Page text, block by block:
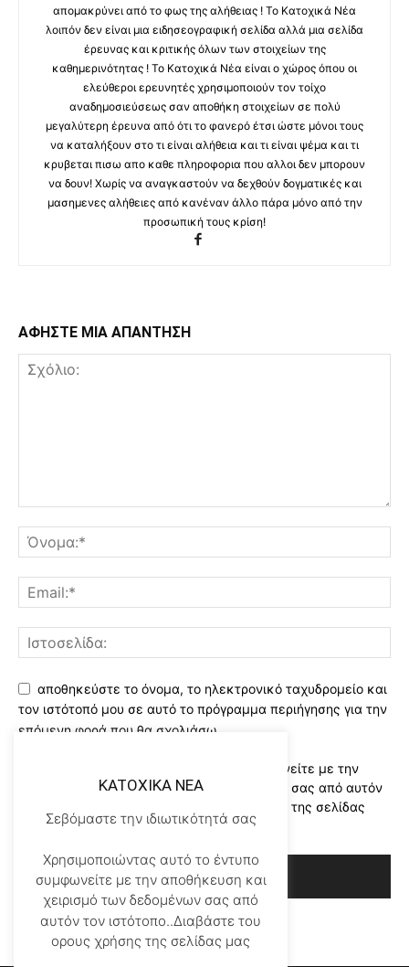
απομακρύνει από το φως της αλήθειας ! Το Κατοχικά Νέα
λοιπόν δεν είναι μια ειδησεογραφική σελίδα αλλά μια σελίδα
έρευνας και κριτικής όλων των στοιχείων της
καθημερινότητας ! Το Κατοχικά Νέα είναι ο χώρος όπου οι
ελεύθεροι ερευνητές χρησιμοποιούν τον τοίχο
αναδημοσιεύσεως σαν αποθήκη στοιχείων σε πολύ
μεγαλύτερη έρευνα από ότι το φανερό έτσι ώστε μόνοι τους
να καταλήξουν στο τι είναι αλήθεια και τι είναι ψέμα και τι
κρυβεται πισω απο καθε πληροφορια που αλλοι δεν μπορουν
να δουν! Χωρίς να αναγκαστούν να δεχθούν δογματικές και
μασημενες αλήθειες από κανέναν άλλο πάρα μόνο από την
προσωπική τους κρίση!
ΑΦΗΣΤΕ ΜΙΑ ΑΠΑΝΤΗΣΗ
αποθηκεύστε το όνομα, το ηλεκτρονικό ταχυδρομείο και
τον ιστότοπό μου σε αυτό το πρόγραμμα περιήγησης για την
επόμενη φορά που θα σχολιάσω.
Χρησιμοποιώντας αυτό το έντυπο συμφωνείτε με την
αποθήκευση και χειρισμό των δεδομένων σας από αυτόν
τον ιστότοπο..Διαβάστε του ορους χρήσης της σελίδας
μας*
KATOXIKA NEA
Σεβόμαστε την ιδιωτικότητά σας
Χρησιμοποιώντας αυτό το έντυπο
συμφωνείτε με την αποθήκευση και
χειρισμό των δεδομένων σας από
αυτόν τον ιστότοπο..Διαβάστε του
ορους χρήσης της σελίδας μας